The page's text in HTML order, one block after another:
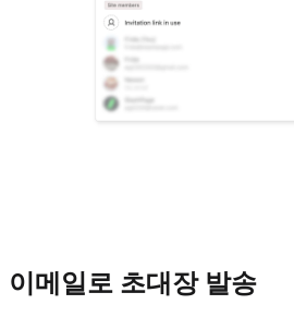
이메일로 초대장 발송